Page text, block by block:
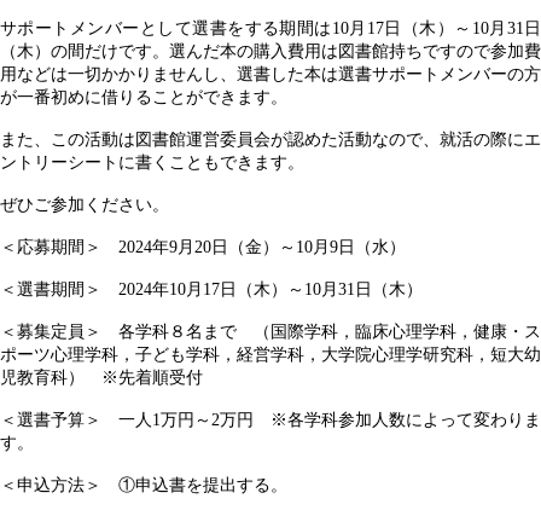
サポートメンバーとして選書をする期間は10月17日（木）～10月31日
（木）の間だけです。選んだ本の購入費用は図書館持ちですので参加費
用などは一切かかりませんし、選書した本は選書サポートメンバーの方
が一番初めに借りることができます。
また、この活動は図書館運営委員会が認めた活動なので、就活の際にエ
ントリーシートに書くこともできます。
ぜひご参加ください。
＜応募期間＞ 2024年9月20日（金）～10月9日（水）
＜選書期間＞ 2024年10月17日（木）～10月31日（木）
＜募集定員＞ 各学科８名まで （国際学科，臨床心理学科，健康・ス
ポーツ心理学科，子ども学科，経営学科，大学院心理学研究科，短大幼
児教育科） ※先着順受付
＜選書予算＞ 一人1万円～2万円 ※各学科参加人数によって変わりま
す。
＜申込方法＞ ①申込書を提出する。